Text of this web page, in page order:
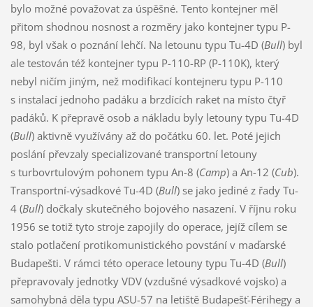
bylo možné považovat za úspěšné. Tento kontejner měl
přitom shodnou nosnost a rozměry jako kontejner typu P-
98, byl však o poznání lehčí. Na letounu typu Tu-4D (Bull) byl
ale testován též kontejner typu P-110-RP (P-110K), který
nebyl ničím jiným, než modifikací kontejneru typu P-110
s instalací jednoho padáku a brzdících raket na místo čtyř
padáků. K přepravě osob a nákladu byly letouny typu Tu-4D
(Bull) aktivně využívány až do počátku 60. let. Poté jejich
poslání převzaly specializované transportní letouny
s turbovrtulovým pohonem typu An-8 (Camp) a An-12 (Cub).
Transportní-výsadkové Tu-4D (Bull) se jako jediné z řady Tu-
4 (Bull) dočkaly skutečného bojového nasazení. V říjnu roku
1956 se totiž tyto stroje zapojily do operace, jejíž cílem se
stalo potlačení protikomunistického povstání v maďarské
Budapešti. V rámci této operace letouny typu Tu-4D (Bull)
přepravovaly jednotky VDV (vzdušné výsadkové vojsko) a
samohybná děla typu ASU-57 na letiště Budapešť-Férihegy a